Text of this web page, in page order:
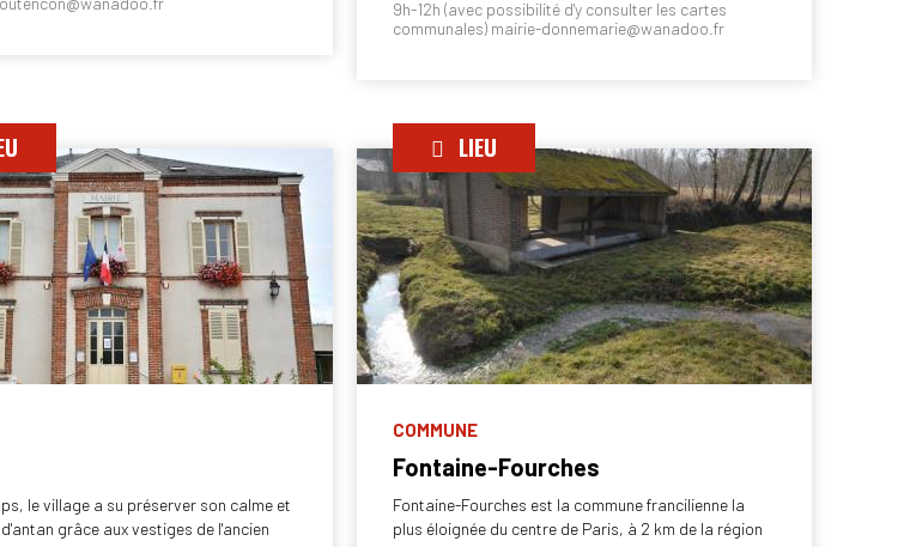
9h-12h (avec possibilité d'y consulter les cartes
communales) mairie-donnemarie@wanadoo.fr
le village a su préserver son calme et
grâce aux vestiges de l'ancien
LIEU
COMMUNE
Fontaine-Fourches
Fontaine-Fourches est la commune francilienne la
plus éloignée du centre de Paris, à 2 km de la région